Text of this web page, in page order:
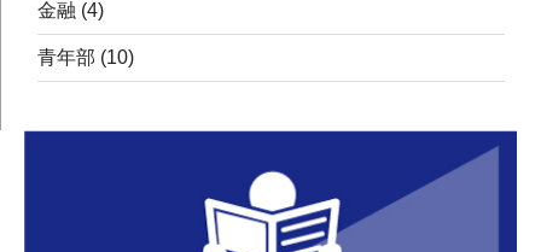
金融 (4)
青年部 (10)